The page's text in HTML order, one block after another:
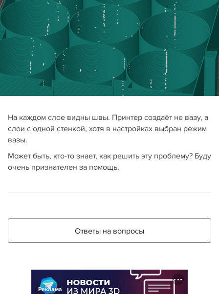
На каждом слое видны швы. Принтер создаёт не вазу, а
слои с одной стенкой, хотя в настройках выбран режим
вазы.
Может быть, кто-то знает, как решить эту проблему? Буду
очень признателен за помощь.
Ответы на вопросы
Реклама